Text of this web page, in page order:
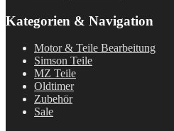
Kategorien & Navigation
Motor & Teile Bearbeitung
Simson Teile
MZ Teile
Oldtimer
Zubehör
Sale